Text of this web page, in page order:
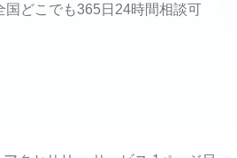
国どこでも365日24時間相談可